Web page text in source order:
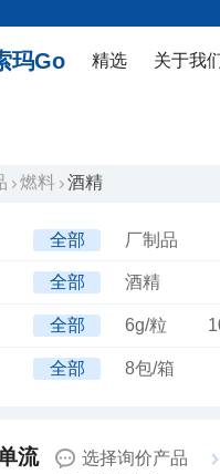
玛Go 精选 关于我
燃料 酒精
全部 厂制品
全部 酒精
全部 6g/粒
全部 8包/箱
选择询价产品